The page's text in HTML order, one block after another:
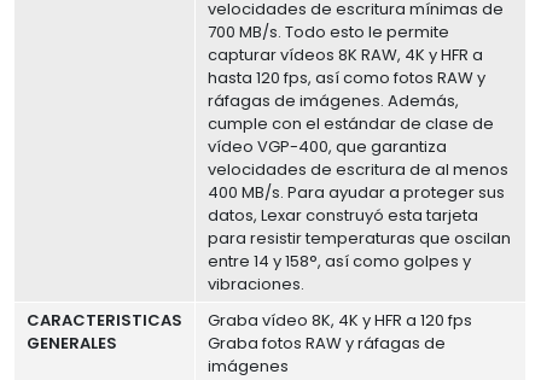
velocidades de escritura mínimas de
700 MB/s. Todo esto le permite
capturar vídeos 8K RAW, 4K y HFR a
hasta 120 fps, así como fotos RAW y
ráfagas de imágenes. Además,
cumple con el estándar de clase de
vídeo VGP-400, que garantiza
velocidades de escritura de al menos
400 MB/s. Para ayudar a proteger sus
datos, Lexar construyó esta tarjeta
para resistir temperaturas que oscilan
entre 14 y 158°, así como golpes y
vibraciones.
CARACTERISTICAS
GENERALES
Graba vídeo 8K, 4K y HFR a 120 fps
Graba fotos RAW y ráfagas de
imágenes